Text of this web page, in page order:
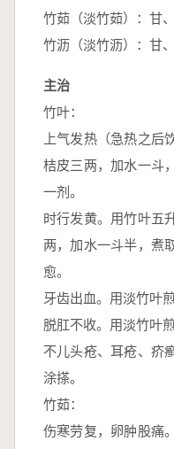
竹茹（淡竹茹）：甘
竹沥（淡竹沥）：甘
主治
竹叶：
上气发热（急热之后
桔皮三两，加水一斗
一剂。
时行发黄。用竹叶五
两，加水一斗半，煮
愈。
牙齿出血。用淡竹叶
脱肛不收。用淡竹叶
不儿头疮、耳疮、疥
涂搽。
竹茹：
伤寒劳复，卵肿股痛